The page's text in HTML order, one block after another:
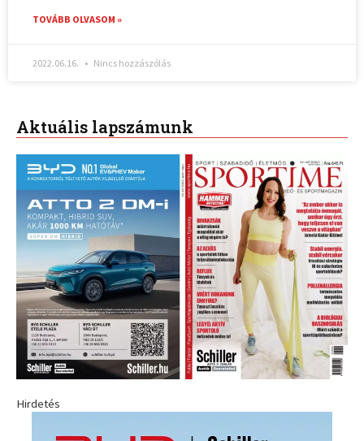
TOVÁBB OLVASOM »
2022.06.16. Nincs hozzászólás
Aktuális lapszámunk
Hirdetés